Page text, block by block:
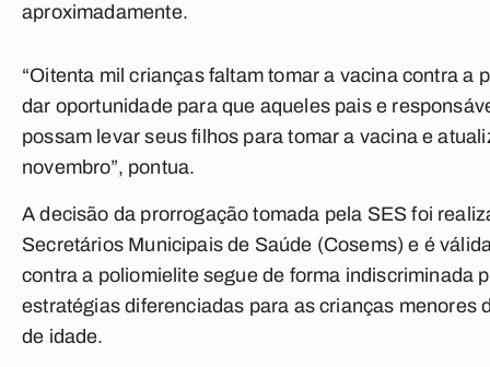
aproximadamente.
“Oitenta mil crianças faltam tomar a vacina contra
dar oportunidade para que aqueles pais e
possam levar seus filhos para tomar a vacina e
novembro”, pontua.
A decisão da prorrogação tomada pela SES foi
Secretários Municipais de Saúde (Cosems) e é
contra a poliomielite segue de forma indiscriminada
estratégias diferenciadas para as crianças menores
de idade.